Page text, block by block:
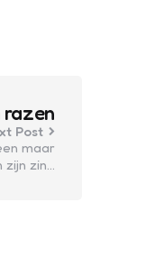
razen
Post
maar
zin…